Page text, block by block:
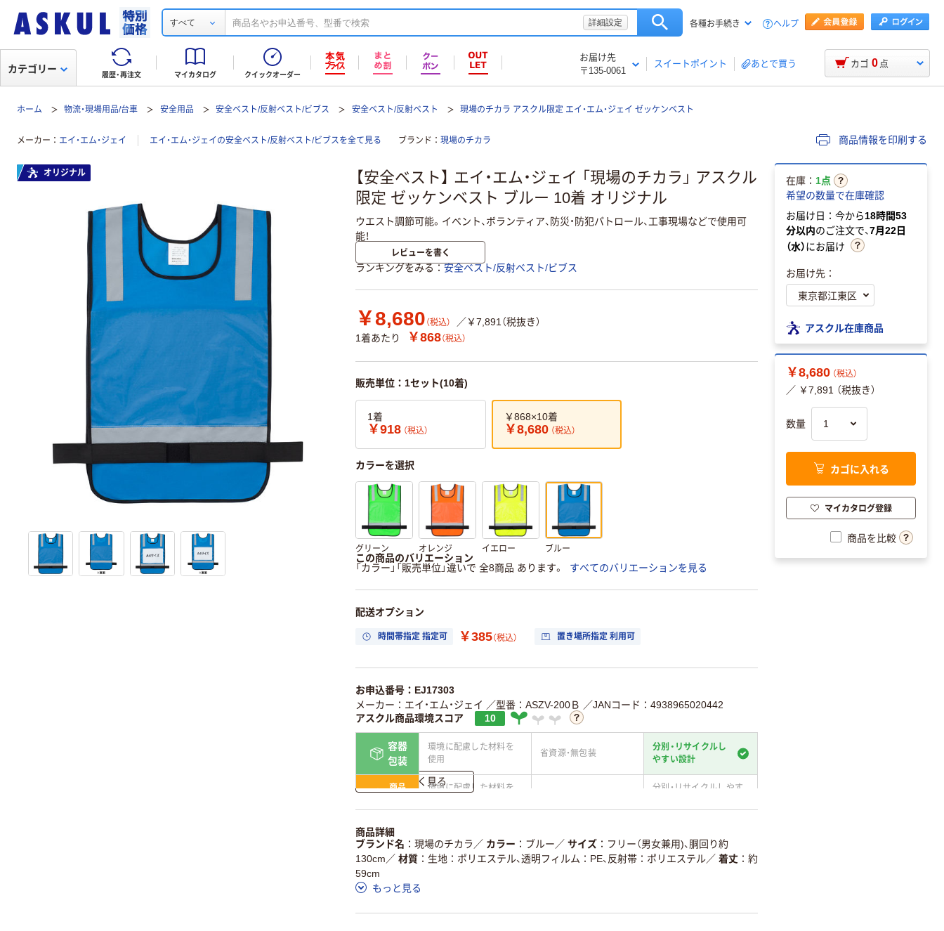
すべて 詳細設定 各種お手続き ヘルプ
履歴・再注文 マイカタログ クイックオーダー
お届け先
〒135-0061
スイートポイント あとで買う
カテゴリー カゴ 0 点
ホーム 物流・現場用品/台車 安全用品 安全ベスト/反射ベスト/ビブス 安全ベスト/反射ベスト 現場のチカラ アスクル限定 エイ・エム・ジェイ ゼッケンベスト
メーカー エイ・エム・ジェイ エイ・エム・ジェイの安全ベスト/反射ベスト/ビブスを全て見る ブランド 現場のチカラ 商品情報を印刷する
【安全ベスト】 エイ・エム・ジェイ 「現場のチカラ」 アスクル
限定 ゼッケンベスト ブルー 10着 オリジナル
ウエスト調節可能。イベント、ボランティア、防災・防犯パトロール、工事現場などで使用可
能！
レビューを書く
ランキングをみる 安全ベスト/反射ベスト/ビブス
￥8,680 （税込）
／￥7,891（税抜き）
1着あたり
￥868（税込）
販売単位：1セット(10着)
1着
￥918 （税込）
￥868×10着
￥8,680 （税込）
カラーを選択
グリーン オレンジ イエロー ブルー
この商品のバリエーション
「カラー」「販売単位」違いで 全8商品 あります。
すべてのバリエーションを見る
配送オプション
時間帯指定 指定可 ￥385（税込） 置き場所指定 利用可
お申込番号：EJ17303
メーカー：エイ・エム・ジェイ ／型番：ASZV-200Ｂ ／JANコード：4938965020442
アスクル商品環境スコア
10
容器
包装
環境に配慮した材料を
使用
省資源・無包装
分別・リサイクルし
やすい設計
商品
環境に配慮した材料を
分別・リサイクルしやす
仕組
ある
ている
この商品の環境配慮ポイントです。詳しくはページ下部の商品詳細「アスクル商品環境スコ
ア詳細／加点項目
詳しく見る
商品詳細
ブランド名
現場のチカラ ／ カラー ブルー ／ サイズ
フリー（男女兼用)、胴回り約
130cm ／ 材質 生地：ポリエステル、透明フィルム：PE、反射帯：ポリエステル／ 着丈
約
59cm
もっと見る
オリジナル
在庫： 1点
希望の数量で在庫確認
お届け日：今から18時間53
分以内のご注文で、7月22日
（水）にお届け
お届け先：
アスクル在庫商品
￥8,680 （税込）
／ ￥7,891 （税抜き）
数量
カゴに入れる
マイカタログ登録
商品を比較